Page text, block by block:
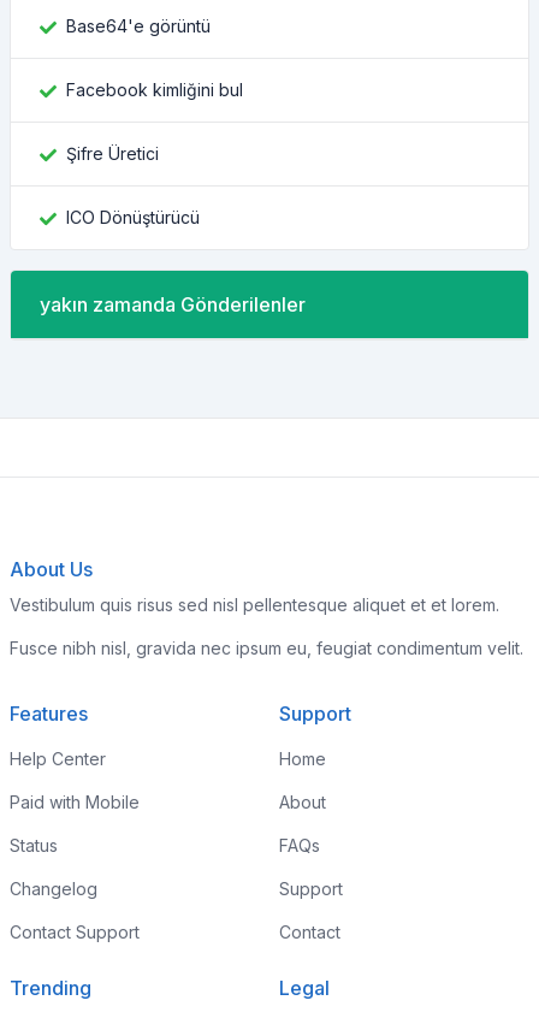
Base64'e görüntü
Facebook kimliğini bul
Şifre Üretici
ICO Dönüştürücü
yakın zamanda Gönderilenler
About Us
Vestibulum quis risus sed nisl pellentesque aliquet et et lorem.
Fusce nibh nisl, gravida nec ipsum eu, feugiat condimentum velit.
Features
Help Center
Paid with Mobile
Status
Changelog
Contact Support
Support
Home
About
FAQs
Support
Contact
Trending Legal